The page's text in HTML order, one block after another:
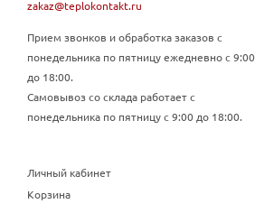
zakaz@teplokontakt.ru
Прием звонков и обработка заказов с
понедельника по пятницу ежедневно с 9:00
до 18:00.
Самовывоз со склада работает с
понедельника по пятницу с 9:00 до 18:00.
Личный кабинет
Корзина